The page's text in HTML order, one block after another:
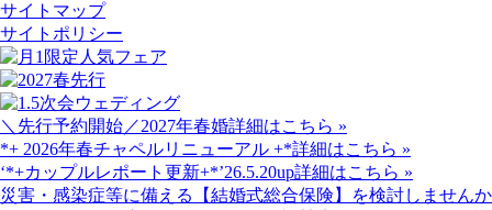
サイトマップ
サイトポリシー
＼先行予約開始／2027年春婚詳細はこちら »
*+ 2026年春チャペルリニューアル +*詳細はこちら »
‘*+カップルレポート更新+*’26.5.20up詳細はこちら »
災害・感染症等に備える【結婚式総合保険】を検討しませんか